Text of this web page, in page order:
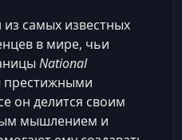
самых известных
в мире, чьи
National
он делится своим
мышлением и